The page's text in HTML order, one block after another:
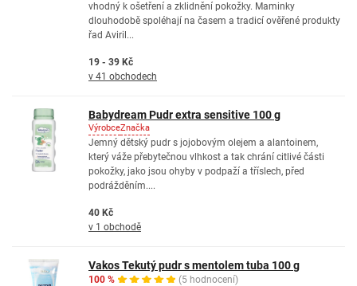
vhodný k ošetření a zklidnění pokožky. Maminky
dlouhodobě spoléhají na časem a tradicí ověřené produkty
řad Aviril...
19 - 39 Kč
v 41 obchodech
Babydream Pudr extra sensitive 100 g
VýrobceZnačka
Jemný dětský pudr s jojobovým olejem a alantoinem,
který váže přebytečnou vlhkost a tak chrání citlivé části
pokožky, jako jsou ohyby v podpaží a tříslech, před
podrážděním....
40 Kč
v 1 obchodě
Vakos Tekutý pudr s mentolem tuba 100 g
100 % (5 hodnocení)